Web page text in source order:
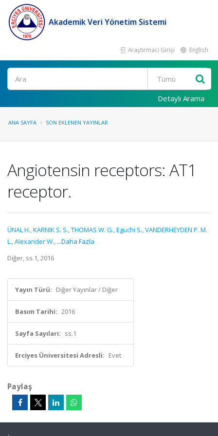
Akademik Veri Yönetim Sistemi
Araştırmacı Girişi English
Ara
Detaylı Arama
ANA SAYFA SON EKLENEN YAYINLAR
Angiotensin receptors: AT1
receptor.
ÜNAL H.,KARNIK S. S.,THOMAS W. G.,Eguchi S.,VANDERHEYDEN P. M.
L.,Alexander W., ...Daha Fazla
Diğer, ss.1, 2016
Yayın Türü: Diğer Yayınlar / Diğer
Basım Tarihi: 2016
Sayfa Sayıları: ss.1
Erciyes Üniversitesi Adresli: Evet
Paylaş